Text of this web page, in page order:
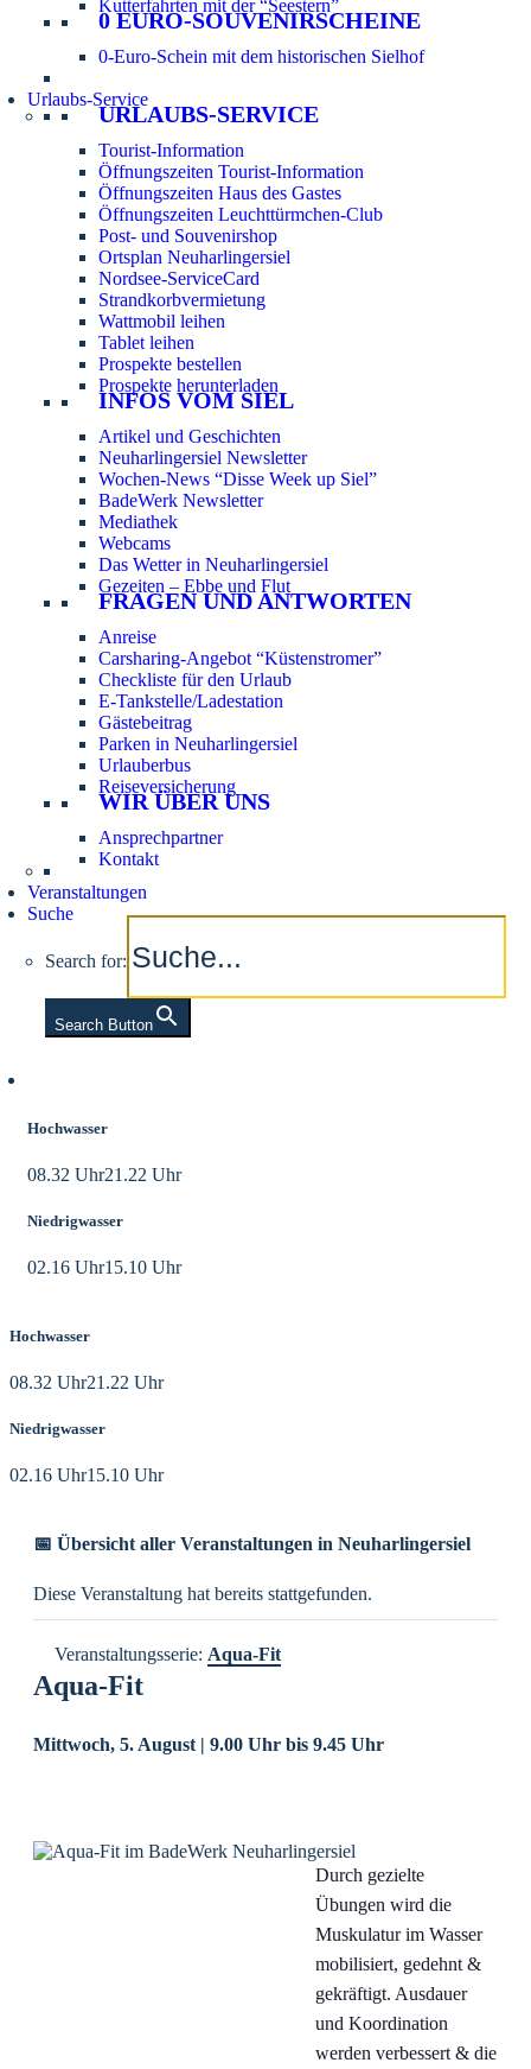
Kutterfahrten mit der “Seestern”
0 EURO-SOUVENIRSCHEINE
0-Euro-Schein mit dem historischen Sielhof
Urlaubs-Service
URLAUBS-SERVICE
Tourist-Information
Öffnungszeiten Tourist-Information
Öffnungszeiten Haus des Gastes
Öffnungszeiten Leuchttürmchen-Club
Post- und Souvenirshop
Ortsplan Neuharlingersiel
Nordsee-ServiceCard
Strandkorbvermietung
Wattmobil leihen
Tablet leihen
Prospekte bestellen
Prospekte herunterladen
INFOS VOM SIEL
Artikel und Geschichten
Neuharlingersiel Newsletter
Wochen-News “Disse Week up Siel”
BadeWerk Newsletter
Mediathek
Webcams
Das Wetter in Neuharlingersiel
Gezeiten – Ebbe und Flut
FRAGEN UND ANTWORTEN
Anreise
Carsharing-Angebot “Küstenstromer”
Checkliste für den Urlaub
E-Tankstelle/Ladestation
Gästebeitrag
Parken in Neuharlingersiel
Urlauberbus
Reiseversicherung
WIR ÜBER UNS
Ansprechpartner
Kontakt
Veranstaltungen
Suche
Search for:
Search Button
Hochwasser
08.32 Uhr21.22 Uhr
Niedrigwasser
02.16 Uhr15.10 Uhr
Hochwasser
08.32 Uhr21.22 Uhr
Niedrigwasser
02.16 Uhr15.10 Uhr
📅 Übersicht aller Veranstaltungen in Neuharlingersiel
Diese Veranstaltung hat bereits stattgefunden.
Veranstaltungsserie: Aqua-Fit
Aqua-Fit
Mittwoch, 5. August | 9.00 Uhr bis 9.45 Uhr
Durch gezielte
Übungen wird die
Muskulatur im Wasser
mobilisiert, gedehnt &
gekräftigt. Ausdauer
und Koordination
werden verbessert & die